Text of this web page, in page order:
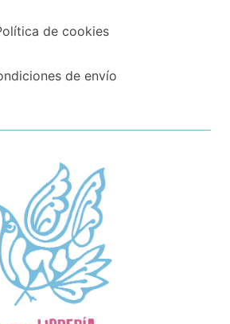
de cookies
de envío